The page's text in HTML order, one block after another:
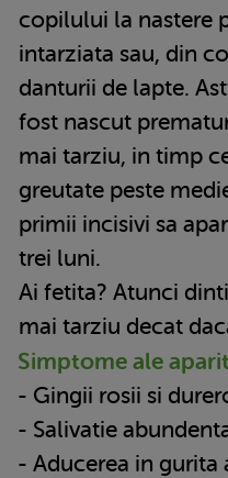
copilului la nastere
intarziata sau, din
danturii de lapte.
fost nascut
mai tarziu, in timp
greutate peste
primii incisivi sa
trei luni.
Ai fetita? Atunci
mai tarziu decat
Simptome ale
- Gingii rosii si
- Salivatie
- Aducerea in